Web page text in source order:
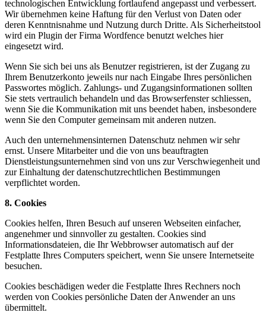
technologischen Entwicklung fortlaufend angepasst und verbessert.
Wir übernehmen keine Haftung für den Verlust von Daten oder
deren Kenntnisnahme und Nutzung durch Dritte. Als Sicherheitstool
wird ein Plugin der Firma Wordfence benutzt welches hier
eingesetzt wird.
Wenn Sie sich bei uns als Benutzer registrieren, ist der Zugang zu
Ihrem Benutzerkonto jeweils nur nach Eingabe Ihres persönlichen
Passwortes möglich. Zahlungs- und Zugangsinformationen sollten
Sie stets vertraulich behandeln und das Browserfenster schliessen,
wenn Sie die Kommunikation mit uns beendet haben, insbesondere
wenn Sie den Computer gemeinsam mit anderen nutzen.
Auch den unternehmensinternen Datenschutz nehmen wir sehr
ernst. Unsere Mitarbeiter und die von uns beauftragten
Dienstleistungsunternehmen sind von uns zur Verschwiegenheit und
zur Einhaltung der datenschutzrechtlichen Bestimmungen
verpflichtet worden.
8. Cookies
Cookies helfen, Ihren Besuch auf unseren Webseiten einfacher,
angenehmer und sinnvoller zu gestalten. Cookies sind
Informationsdateien, die Ihr Webbrowser automatisch auf der
Festplatte Ihres Computers speichert, wenn Sie unsere Internetseite
besuchen.
Cookies beschädigen weder die Festplatte Ihres Rechners noch
werden von Cookies persönliche Daten der Anwender an uns
übermittelt.